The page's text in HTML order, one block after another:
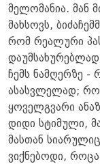
მელომანია. მან
მახსოვს,
რომ რეალური
ჩემს ნამღერზე -
ასასვლელად;
ყოველგვარი
დიდი სტიმული,
მასთან
ვიქნებოდი, როცა